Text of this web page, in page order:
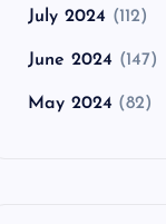
July 2024 (112)
June 2024 (147)
May 2024 (82)